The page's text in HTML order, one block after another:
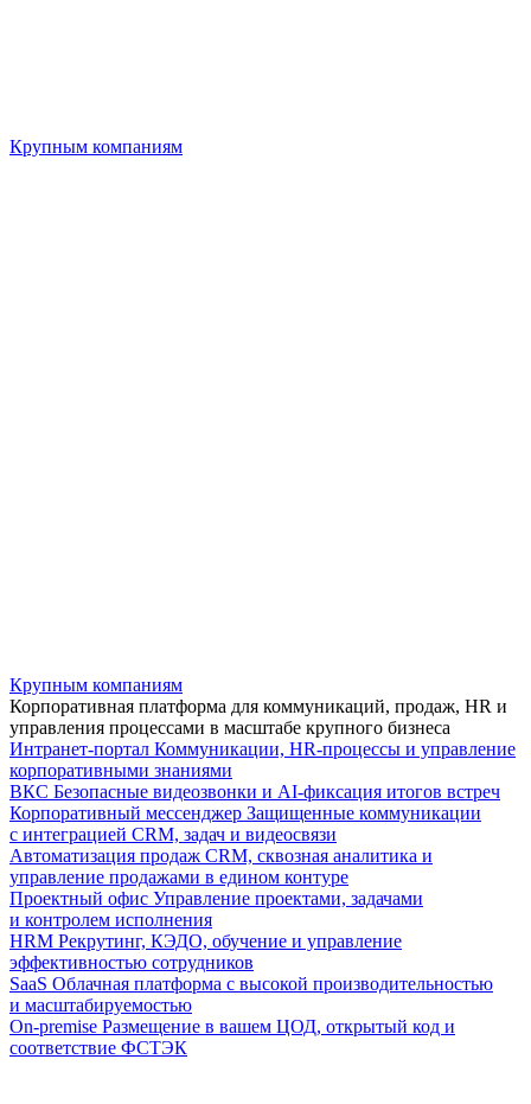
Крупным компаниям
Крупным компаниям
Корпоративная платформа для коммуникаций, продаж, HR и
управления процессами в масштабе крупного бизнеса
Интранет-портал Коммуникации, HR-процессы и управление
корпоративными знаниями
ВКС Безопасные видеозвонки и AI-фиксация итогов встреч
Корпоративный мессенджер Защищенные коммуникации
с интеграцией CRM, задач и видеосвязи
Автоматизация продаж CRM, сквозная аналитика и
управление продажами в едином контуре
Проектный офис Управление проектами, задачами
и контролем исполнения
HRM Рекрутинг, КЭДО, обучение и управление
эффективностью сотрудников
SaaS Облачная платформа с высокой производительностью
и масштабируемостью
On-premise Размещение в вашем ЦОД, открытый код и
соответствие ФСТЭК